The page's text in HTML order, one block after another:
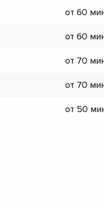
от 60
от 60
от 70
от 70
от 50